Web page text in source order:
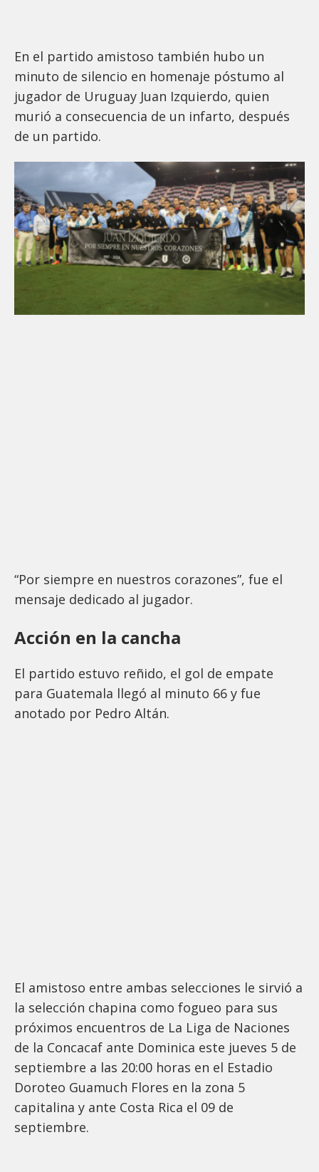
En el partido amistoso también hubo un
minuto de silencio en homenaje póstumo al
jugador de Uruguay Juan Izquierdo, quien
murió a consecuencia de un infarto, después
de un partido.
“Por siempre en nuestros corazones”, fue el
mensaje dedicado al jugador.
Acción en la cancha
El partido estuvo reñido, el gol de empate
para Guatemala llegó al minuto 66 y fue
anotado por Pedro Altán.
El amistoso entre ambas selecciones le sirvió a
la selección chapina como fogueo para sus
próximos encuentros de La Liga de Naciones
de la Concacaf ante Dominica este jueves 5 de
septiembre a las 20:00 horas en el Estadio
Doroteo Guamuch Flores en la zona 5
capitalina y ante Costa Rica el 09 de
septiembre.